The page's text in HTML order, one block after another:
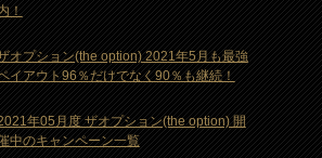
！
オプション(the option) 2021年5月も最強
イアウト96％だけでなく90％も継続！
年05月度 ザオプション(the option) 開
中のキャンペーン一覧